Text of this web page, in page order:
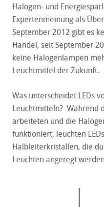
Halogen- und
Expertenmeinung als
September 2012 gibt es
Handel, seit September
keine Halogenlampen
Leuchtmittel der Zukunft.
Was unterscheidet LEDs
Leuchtmitteln? Während
arbeiteten und die
funktioniert, leuchten
Halbleiterkristallen, die
Leuchten angeregt